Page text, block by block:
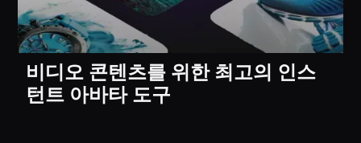
비디오 콘텐츠를 위한 최고의 인스
턴트 아바타 도구